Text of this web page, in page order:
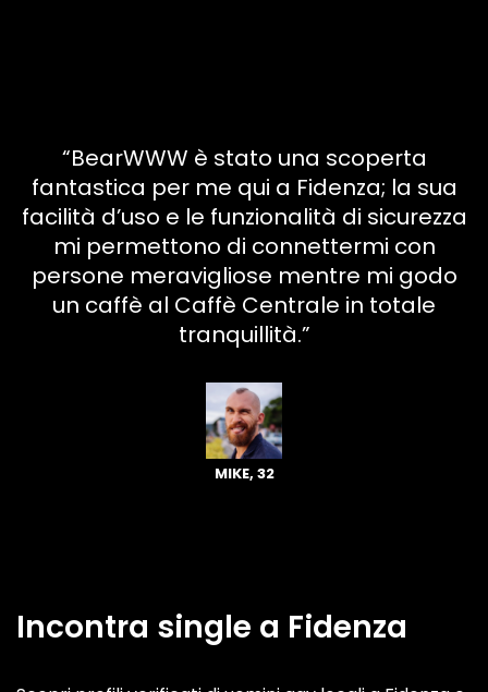
“BearWWW è stato una scoperta
fantastica per me qui a Fidenza; la sua
facilità d’uso e le funzionalità di sicurezza
mi permettono di connettermi con
persone meravigliose mentre mi godo
un caffè al Caffè Centrale in totale
tranquillità.”
MIKE, 32
Incontra single a Fidenza